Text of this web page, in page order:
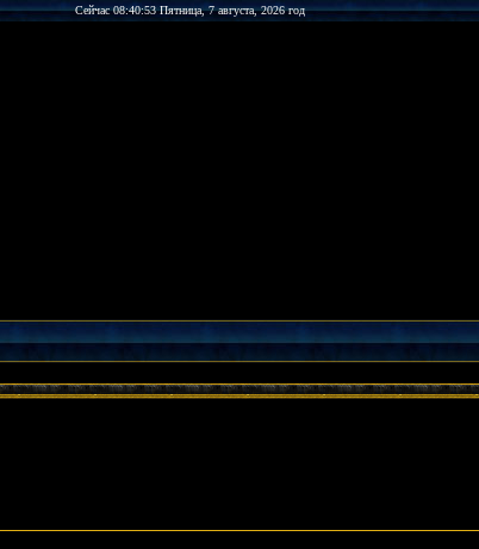
Сейчас 08:40:53 Пятница, 7 августа, 2026 год